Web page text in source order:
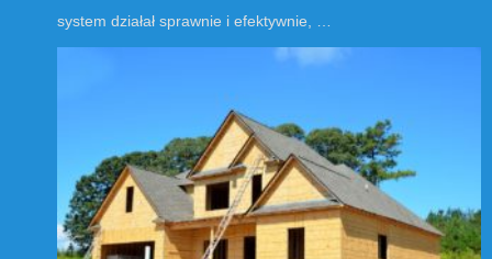
system działał sprawnie i efektywnie, …